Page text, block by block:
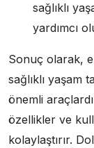
sağlıklı
yardımcı
Sonuç olarak,
sağlıklı yaşam
önemli
özellikler ve
kolaylaştırır.